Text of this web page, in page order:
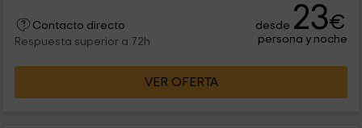
Contacto directo
Respuesta superior a 72h
desde 23€
persona y noche
VER OFERTA